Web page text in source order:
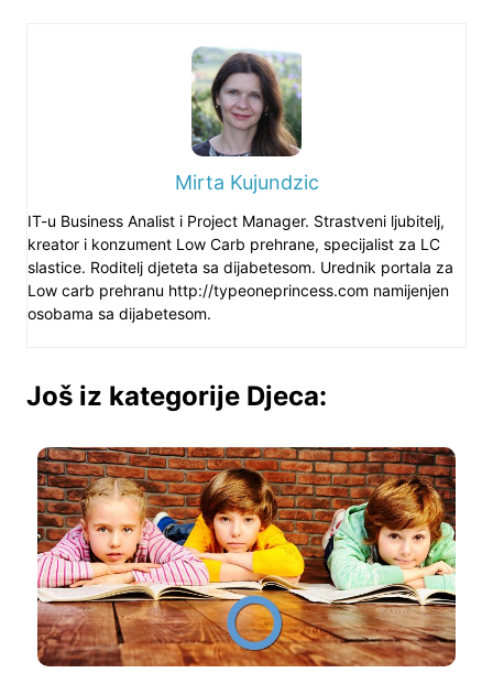
Mirta Kujundzic
IT-u Business Analist i Project Manager. Strastveni ljubitelj,
kreator i konzument Low Carb prehrane, specijalist za LC
slastice. Roditelj djeteta sa dijabetesom. Urednik portala za
Low carb prehranu http://typeoneprincess.com namijenjen
osobama sa dijabetesom.
Još iz kategorije Djeca: